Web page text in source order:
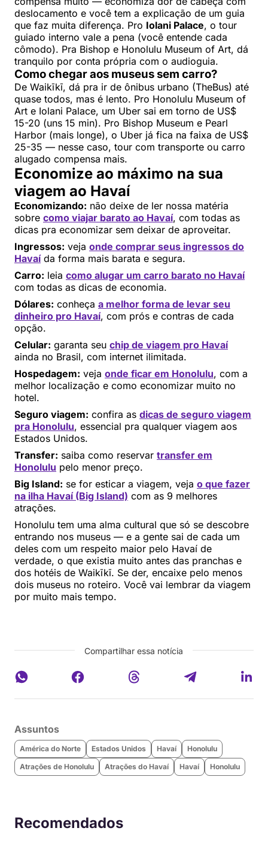
deslocamento e você tem a explicação de um guia
que faz muita diferença. Pro Iolani Palace, o tour
guiado interno vale a pena (você entende cada
cômodo). Pra Bishop e Honolulu Museum of Art, dá
tranquilo por conta própria com o audioguia.
Como chegar aos museus sem carro?
De Waikīkī, dá pra ir de ônibus urbano (TheBus) até
quase todos, mas é lento. Pro Honolulu Museum of
Art e Iolani Palace, um Uber sai em torno de US$
15-20 (uns 15 min). Pro Bishop Museum e Pearl
Harbor (mais longe), o Uber já fica na faixa de US$
25-35 — nesse caso, tour com transporte ou carro
alugado compensa mais.
Economize ao máximo na sua
viagem ao Havaí
Economizando: não deixe de ler nossa matéria
sobre como viajar barato ao Havaí, com todas as
dicas pra economizar sem deixar de aproveitar.
Ingressos: veja onde comprar seus ingressos do
Havaída forma mais barata e segura.
Carro: leia como alugar um carro barato no Havaí
com todas as dicas de economia.
Dólares: conheça a melhor forma de levar seu
dinheiro pro Havaí, com prós e contras de cada
opção.
Celular: garanta seu chip de viagem pro Havaí
ainda no Brasil, com internet ilimitada.
Hospedagem: veja onde ficar em Honolulu, com a
melhor localização e como economizar muito no
hotel.
Seguro viagem: confira as dicas de seguro viagem
pra Honolulu, essencial pra qualquer viagem aos
Estados Unidos.
Transfer: saiba como reservar transfer em
Honolulu pelo menor preço.
Big Island: se for esticar a viagem, veja o que fazer
na ilha Havaí (Big Island) com as 9 melhores
atrações.
Honolulu tem uma alma cultural que só se descobre
entrando nos museus — e a gente sai de cada um
deles com um respeito maior pelo Havaí de
verdade, o que existia muito antes das pranchas e
dos hotéis de Waikīkī. Se der, encaixe pelo menos
dois museus no roteiro. Você vai lembrar da viagem
por muito mais tempo.
Compartilhar essa notícia
Assuntos
América do Norte Estados Unidos Havaí
Honolulu
Atrações de Honolulu
Atrações do Havaí Havaí Honolulu
Recomendados